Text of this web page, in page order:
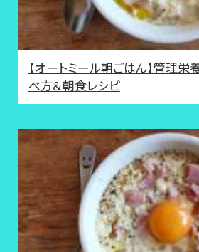
【オートミール朝ごはん】管理
べ方＆朝食レシピ